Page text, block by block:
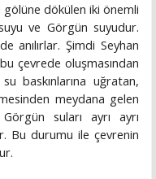
gölüne dökülen iki önemli
ve Görgün suyudur.
anılırlar. Şimdi Seyhan
çevrede oluşmasından
baskınlarına uğratan,
meydana gelen
suları ayrı ayrı
Bu durumu ile çevrenin